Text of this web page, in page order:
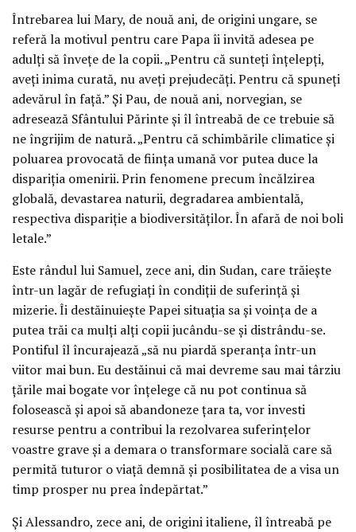
Întrebarea lui Mary, de nouă ani, de origini ungare, se
referă la motivul pentru care Papa îi invită adesea pe
adulți să învețe de la copii. „Pentru că sunteți înțelepți,
aveți inima curată, nu aveți prejudecăți. Pentru că spuneți
adevărul în față.” Și Pau, de nouă ani, norvegian, se
adresează Sfântului Părinte și îl întreabă de ce trebuie să
ne îngrijim de natură. „Pentru că schimbările climatice și
poluarea provocată de ființa umană vor putea duce la
dispariția omenirii. Prin fenomene precum încălzirea
globală, devastarea naturii, degradarea ambientală,
respectiva dispariție a biodiversităților. În afară de noi boli
letale.”
Este rândul lui Samuel, zece ani, din Sudan, care trăiește
într-un lagăr de refugiați în condiții de suferință și
mizerie. Îi destăinuiește Papei situația sa și voința de a
putea trăi ca mulți alți copii jucându-se și distrându-se.
Pontiful îl încurajează „să nu piardă speranța într-un
viitor mai bun. Eu destăinui că mai devreme sau mai târziu
țările mai bogate vor înțelege că nu pot continua să
folosească și apoi să abandoneze țara ta, vor investi
resurse pentru a contribui la rezolvarea suferințelor
voastre grave și a demara o transformare socială care să
permită tuturor o viață demnă și posibilitatea de a visa un
timp prosper nu prea îndepărtat.”
Și Alessandro, zece ani, de origini italiene, îl întreabă pe